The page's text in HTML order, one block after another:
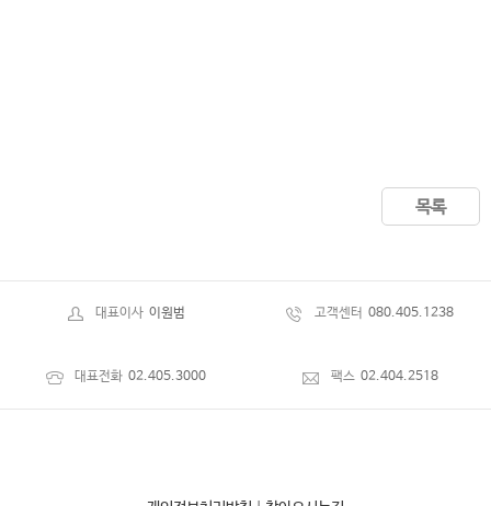
목록
대표이사 이원범 고객센터 080.405.1238
대표전화 02.405.3000 팩스 02.404.2518